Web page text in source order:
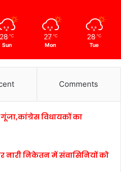
28 ℃
Sun
27 ℃
Mon
28 ℃
Tue
Comments
विधायकों का
नारी निकेतन में संवासिनियों को